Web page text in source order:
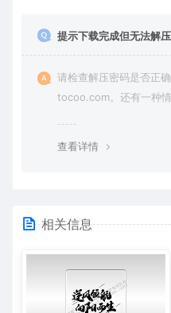
提示下载完成但无法解压
请检查解压密码是否正
tocoo.com。还有一种
查看详情
相关信息